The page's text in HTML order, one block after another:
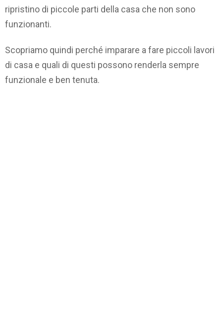
ripristino di piccole parti della casa che non sono
funzionanti.
Scopriamo quindi perché imparare a fare piccoli lavori
di casa e quali di questi possono renderla sempre
funzionale e ben tenuta.